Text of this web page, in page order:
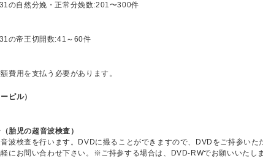
の自然分娩・正常分娩数:201〜300件
の帝王切開数:41～60件
費用を支払う必要があります。
ピル）
胎児の超音波検査）
波検査を行います。DVDに撮ることができますので、DVDをご持参いた
にお問い合わせ下さい。※ご持参する場合は、DVD-RWでお願いいたしま